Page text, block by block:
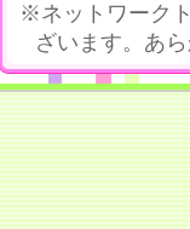
※ネットワーク
ざいます。あ